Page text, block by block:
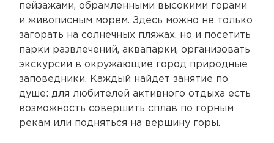
пейзажами, обрамленными высокими горами
и живописным морем. Здесь можно не только
загорать на солнечных пляжах, но и посетить
парки развлечений, аквапарки, организовать
экскурсии в окружающие город природные
заповедники. Каждый найдет занятие по
душе: для любителей активного отдыха есть
возможность совершить сплав по горным
рекам или подняться на вершину горы.